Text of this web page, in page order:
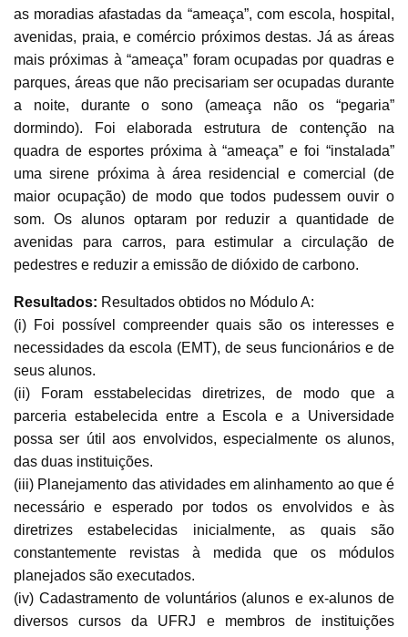
as moradias afastadas da “ameaça”, com escola, hospital,
avenidas, praia, e comércio próximos destas. Já as áreas
mais próximas à “ameaça” foram ocupadas por quadras e
parques, áreas que não precisariam ser ocupadas durante
a noite, durante o sono (ameaça não os “pegaria”
dormindo). Foi elaborada estrutura de contenção na
quadra de esportes próxima à “ameaça” e foi “instalada”
uma sirene próxima à área residencial e comercial (de
maior ocupação) de modo que todos pudessem ouvir o
som. Os alunos optaram por reduzir a quantidade de
avenidas para carros, para estimular a circulação de
pedestres e reduzir a emissão de dióxido de carbono.
Resultados: Resultados obtidos no Módulo A:
(i) Foi possível compreender quais são os interesses e
necessidades da escola (EMT), de seus funcionários e de
seus alunos.
(ii) Foram esstabelecidas diretrizes, de modo que a
parceria estabelecida entre a Escola e a Universidade
possa ser útil aos envolvidos, especialmente os alunos,
das duas instituições.
(iii) Planejamento das atividades em alinhamento ao que é
necessário e esperado por todos os envolvidos e às
diretrizes estabelecidas inicialmente, as quais são
constantemente revistas à medida que os módulos
planejados são executados.
(iv) Cadastramento de voluntários (alunos e ex-alunos de
diversos cursos da UFRJ e membros de instituições